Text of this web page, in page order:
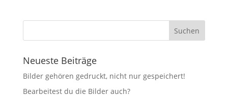
Neueste Beiträge
Bilder gehören gedruckt, nicht nur gespeichert!
Bearbeitest du die Bilder auch?